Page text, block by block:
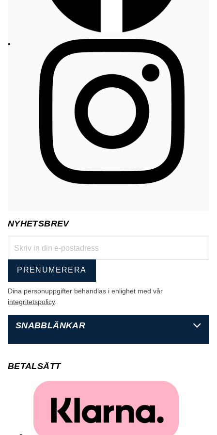
NYHETSBREV
PRENUMERERA
Dina personuppgifter behandlas i enlighet med vår
integritetspolicy.
SNABBLÄNKAR
BETALSÄTT